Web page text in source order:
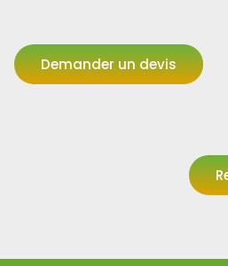
Demander un devis